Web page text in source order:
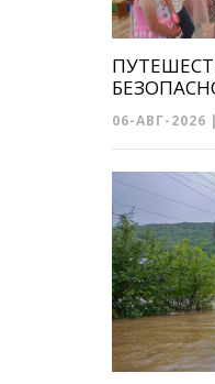
06-АВГ-2026